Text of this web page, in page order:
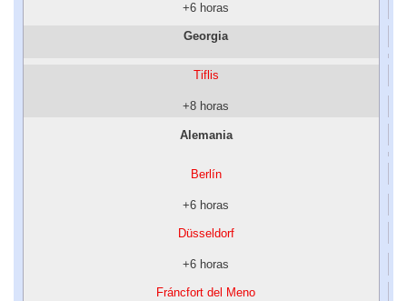
+6 horas
Georgia
Tiflis
+8 horas
Alemania
Berlín
+6 horas
Düsseldorf
+6 horas
Fráncfort del Meno